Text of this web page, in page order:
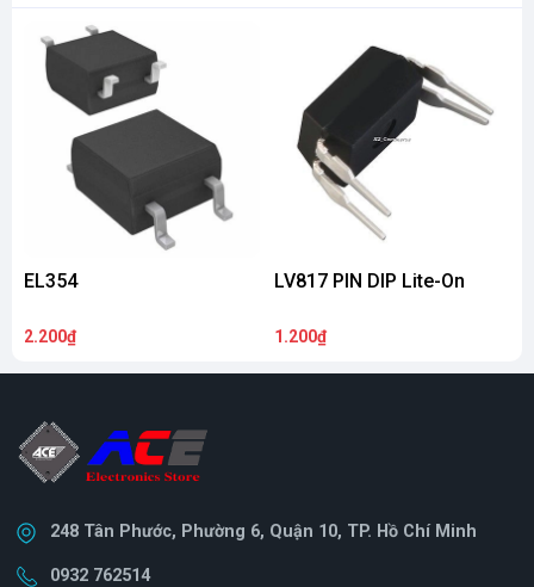
EL354
2.200₫
LV817 PIN DIP Lite-On
1.200₫
248 Tân Phước, Phường 6, Quận 10, TP. Hồ Chí Minh
0932 762514